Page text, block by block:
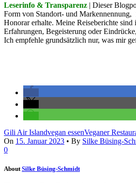
Leserinfo & Transparenz | Dieser
Form von Standort- und
Honorar erhalte. Meine Reiseberichte sind
Erfahrungen, Begeisterung oder
Ich empfehle grundsätzlich nur, was mir
Gili Air Islandvegan essenVeganer
On 15. Januar 2023 • By Silke Büsing-
0
About Silke Büsing-Schmidt